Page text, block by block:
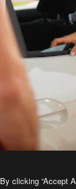
By clicking “Accept